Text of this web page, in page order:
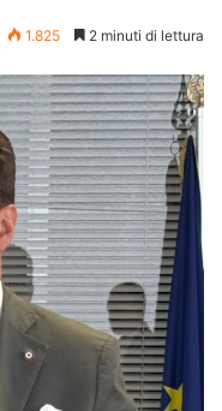
1.825 2 minuti di lettura